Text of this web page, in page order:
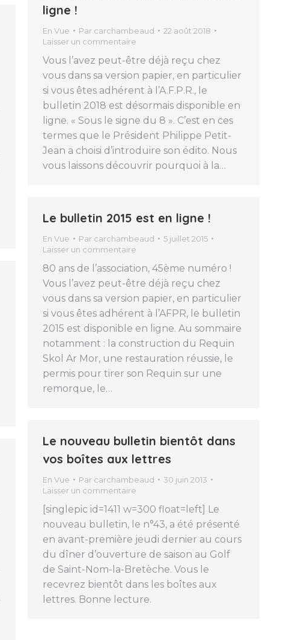
ligne !
En Vue Par carchambeaud
22 août 2018
Laisser un commentaire
Vous l’avez peut-être déjà reçu chez
vous dans sa version papier, en particulier
si vous êtes adhérent à l’A.F.P.R., le
bulletin 2018 est désormais disponible en
ligne. « Sous le signe du 8 ». C’est en ces
termes que le Président Philippe Petit-
Jean a choisi d’introduire son édito. Nous
vous laissons découvrir pourquoi à la…
Le bulletin 2015 est en ligne !
En Vue Par carchambeaud
5 juillet 2015
Laisser un commentaire
80 ans de l’association, 45ème numéro !
Vous l’avez peut-être déjà reçu chez
vous dans sa version papier, en particulier
si vous êtes adhérent à l’AFPR, le bulletin
2015 est disponible en ligne. Au sommaire
notamment : la construction du Requin
Skol Ar Mor, une restauration réussie, le
permis pour tirer son Requin sur une
remorque, le…
Le nouveau bulletin bientôt dans
vos boîtes aux lettres
En Vue Par carchambeaud
30 juin 2013
Laisser un commentaire
[singlepic id=1411 w=300 float=left] Le
nouveau bulletin, le n°43, a été présenté
en avant-première jeudi dernier au cours
du dîner d’ouverture de saison au Golf
de Saint-Nom-la-Bretèche. Vous le
recevrez bientôt dans les boîtes aux
lettres. Bonne lecture.